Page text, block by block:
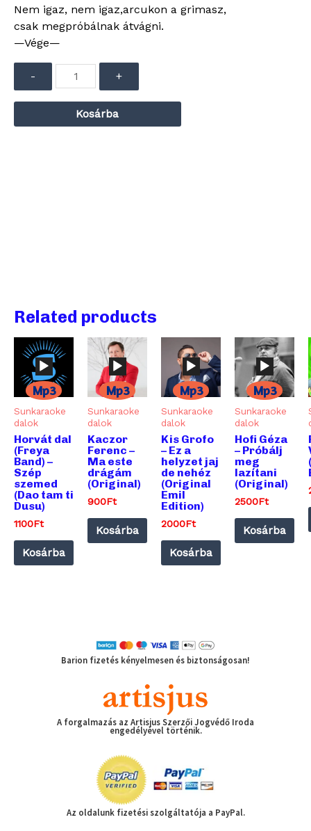
Nem igaz, nem igaz,arcukon a grimasz,
csak megpróbálnak átvágni.
—Vége—
lejátszó
- +
Kosárba
Related products
Mp3
Sunkaraoke
dalok
Audió
lejátszó
Horvát dal
(Freya
Band) –
Szép
szemed
(Dao tam ti
Dusu)
1100Ft
Kosárba
Mp3
Sunkaraoke
dalok
Audió
lejátszó
Kaczor
Ferenc –
Ma este
drágám
(Original)
900Ft
Kosárba
Mp3
Sunkaraoke
dalok
Audió
lejátszó
Kis Grofo
– Ez a
helyzet jaj
de nehéz
(Original
Emil
Edition)
2000Ft
Kosárba
Mp3
Sunkaraoke
dalok
Audió
lejátszó
Hofi Géza
– Próbálj
meg
lazítani
(Original)
2500Ft
Kosárba
Barion fizetés kényelmesen és biztonságosan!
A forgalmazás az Artisjus Szerzői Jogvédő Iroda
engedélyével történik.
Az oldalunk fizetési szolgáltatója a PayPal.